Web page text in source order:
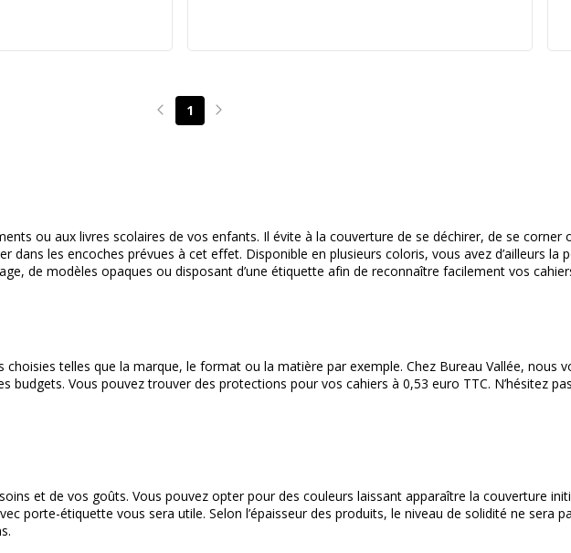
Page précédente
1
Page suivante
ou aux livres scolaires de vos enfants. Il évite à la couverture de se déchirer, de se corner
les encoches prévues à cet effet. Disponible en plusieurs coloris, vous avez d’ailleurs la
de modèles opaques ou disposant d’une étiquette afin de reconnaître facilement vos
telles que la marque, le format ou la matière par exemple. Chez Bureau Vallée, nous
Vous pouvez trouver des protections pour vos cahiers à 0,53 euro TTC. N’hésitez
et de vos goûts. Vous pouvez opter pour des couleurs laissant apparaître la couverture
porte-étiquette vous sera utile. Selon l’épaisseur des produits, le niveau de solidité ne sera